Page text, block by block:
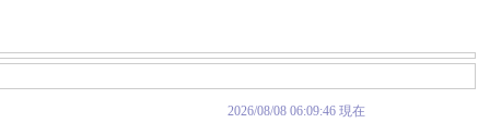
2026/08/08 06:09:46 現在